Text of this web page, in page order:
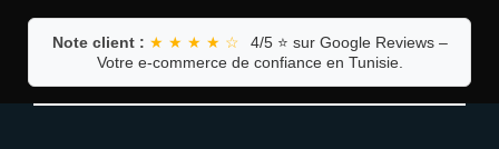
Note client : ★ ★ ★ ★ ☆
4/5 ⭐ sur Google Reviews –
Votre e-commerce de confiance en Tunisie.